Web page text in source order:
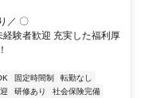
／ 〇
歓迎 充実した福利厚
固定時間制
転勤なし
研修あり
社会保険完備